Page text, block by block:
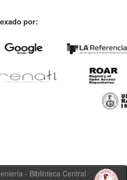
por:
- Biblioteca Central